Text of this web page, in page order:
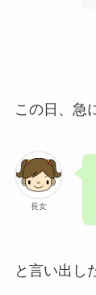
この日、急
長女
と言い出し